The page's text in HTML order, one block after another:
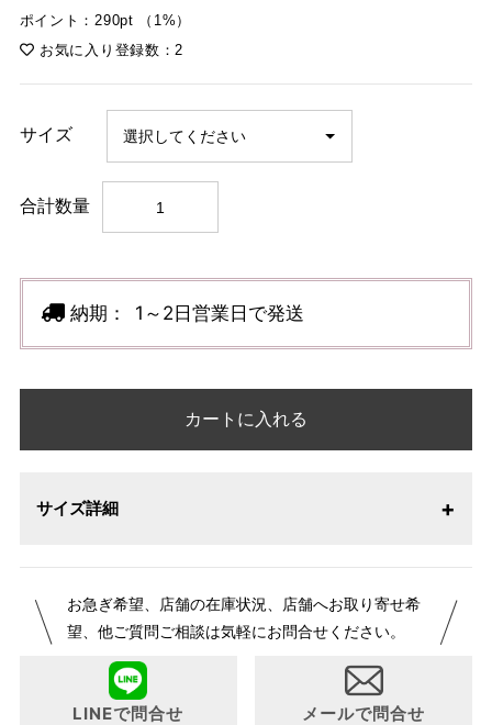
ポイント：290pt （1%）
お気に入り登録数：2
サイズ
合計数量
納期： 1～2日営業日で発送
カートに入れる
サイズ詳細
お急ぎ希望、店舗の在庫状況、店舗へお取り寄せ希
望、他ご質問ご相談は気軽にお問合せください。
LINEで問合せ メールで問合せ